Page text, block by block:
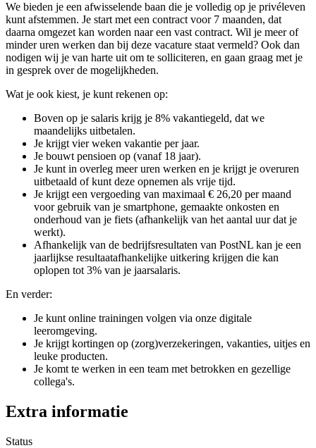
We bieden je een afwisselende baan die je volledig op je privéleven
kunt afstemmen. Je start met een contract voor 7 maanden, dat
daarna omgezet kan worden naar een vast contract. Wil je meer of
minder uren werken dan bij deze vacature staat vermeld? Ook dan
nodigen wij je van harte uit om te solliciteren, en gaan graag met je
in gesprek over de mogelijkheden.
Wat je ook kiest, je kunt rekenen op:
Boven op je salaris krijg je 8% vakantiegeld, dat we
maandelijks uitbetalen.
Je krijgt vier weken vakantie per jaar.
Je bouwt pensioen op (vanaf 18 jaar).
Je kunt in overleg meer uren werken en je krijgt je overuren
uitbetaald of kunt deze opnemen als vrije tijd.
Je krijgt een vergoeding van maximaal € 26,20 per maand
voor gebruik van je smartphone, gemaakte onkosten en
onderhoud van je fiets (afhankelijk van het aantal uur dat je
werkt).
Afhankelijk van de bedrijfsresultaten van PostNL kan je een
jaarlijkse resultaatafhankelijke uitkering krijgen die kan
oplopen tot 3% van je jaarsalaris.
En verder:
Je kunt online trainingen volgen via onze digitale
leeromgeving.
Je krijgt kortingen op (zorg)verzekeringen, vakanties, uitjes en
leuke producten.
Je komt te werken in een team met betrokken en gezellige
collega's.
Extra informatie
Status